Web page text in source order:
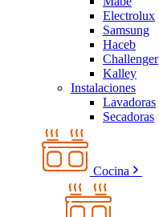
Electrolux
Samsung
Haceb
Challenger
Kalley
Instalaciones
Lavadoras
Secadoras
Cocina